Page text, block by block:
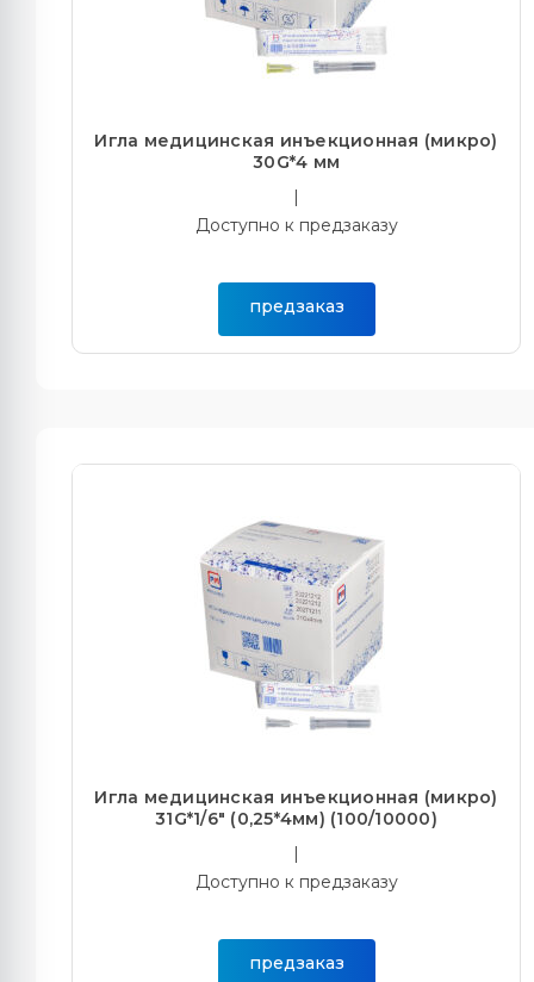
Игла медицинская инъекционная (микро)
30G*4 мм
|
Доступно к предзаказу
предзаказ
Игла медицинская инъекционная (микро)
31G*1/6" (0,25*4мм) (100/10000)
|
Доступно к предзаказу
предзаказ